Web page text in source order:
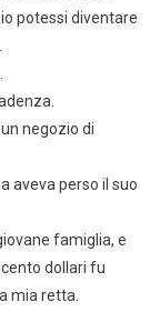
potessi diventare
negozio di
aveva perso il suo
famiglia, e
dollari fu
mia retta.